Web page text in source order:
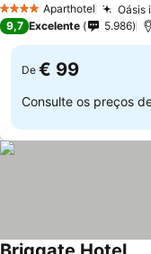
4 EstrelasAparthotel Oásis
9,7 Excelente 5.986
De € 99
Consulte os preços